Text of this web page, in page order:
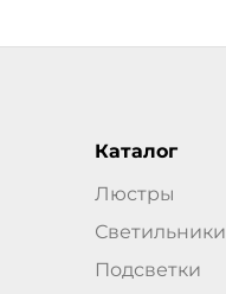
Каталог
Люстры
Светильники
Подсветки